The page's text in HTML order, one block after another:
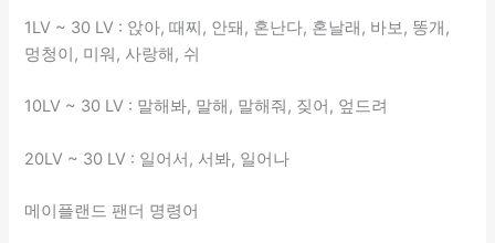
1LV ~ 30 LV : 앉아, 때찌, 안돼, 혼난다, 혼날래, 바보, 똥개,
멍청이, 미워, 사랑해, 쉬
10LV ~ 30 LV : 말해봐, 말해, 말해줘, 짖어, 엎드려
20LV ~ 30 LV : 일어서, 서봐, 일어나
메이플랜드 팬더 명령어